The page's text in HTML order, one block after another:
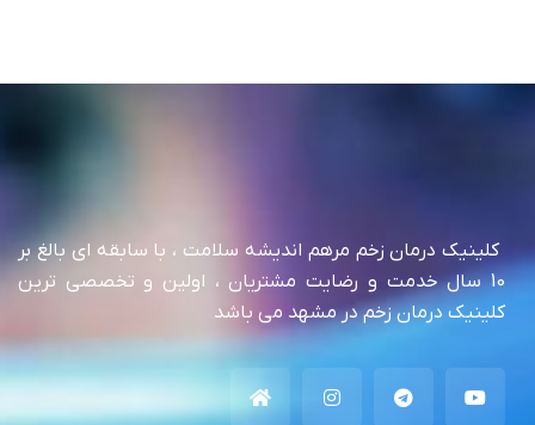
کلینیک درمان زخم مرهم اندیشه سلامت ، با سابقه ای بالغ بر
10 سال خدمت و رضایت مشتریان ، اولین و تخصصی ترین
کلینیک درمان زخم در مشهد می باشد